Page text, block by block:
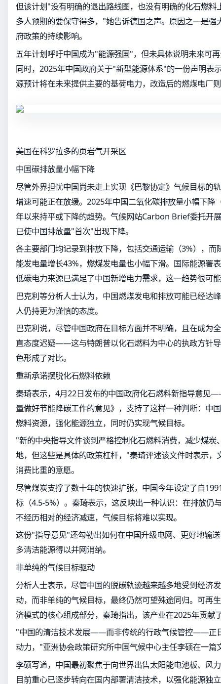
但该计划"没有明确的退出路线图，也没有明确的化石燃
多人预期的要保守得多，"她告诉德国之声。原因之一是强
府政策的持续影响。
五年计划呼吁中国成为"能源强国"，但未具体说明未来可
同时，2025年中国政府关于"新型能源体系"的一份声明表
源预计将在未来提供主要的基荷电力，改造后的燃煤电厂
美国在科罗拉多的页岩气开采区
中国碳排放量小幅下降
尽管外界担忧中国尚未走上实现《巴黎协定》气候目标的
增速可能正在放缓。2025年中国二氧化碳排放量小幅下降
年以来持平或下降的趋势。气候网站Carbon Brief委托开
已使中国排放量"首次"出现下降。
各主要部门均记录到排放下降，包括交通运输（3%），而
能发电量增长43%，燃煤发电量也小幅下滑。国际能源署
低碳电力来源已满足了中国新增电力需求，这一趋势很可
巴克利等分析人士认为，中国燃煤发电和排放可能已经达
人仍持更为谨慎的态度。
巴克利说，尽管中国政府在目标方面并不明确，且在成为
直态度迟疑——这与特朗普以化石燃料为中心的执政方针
色形成了对比。
重新承诺摆脱化石燃料依赖
秦琦表示，4月22日发布的中国政府化石燃料新指导意见
量做好节能降碳工作的意见》，支持了这样一种判断：中
燃料资源，强化能源独立，同时仍实现气候目标。
"新的中央指导文件谈到严格控制化石燃料消费，减少煤炭
地，但这些是具体的政策杠杆，"秦琦评述该文件时表示，
消费比重的意愿。
尽管煤炭支撑了数十年的快速扩张，中国今年设定了自
标（4.5-5%）。秦琦表示，这反映出一种认识：在排放仍
不经历相对的经济减速，气候目标将难以实现。
这份"指导意见"还勾勒出如何在中国升级电网、更好地输
多清洁能源得以并网消纳。
非单纯的气候目标驱动
分析人士表示，尽管中国的脱碳轨迹越来越多地受到经济
动，而非单纯的气候目标，最终仍然可望殊途同归。可再
济模式的核心组成部分，秦琦指出，该产业在2025年贡献
"中国的清洁技术发展——而非传统的行政气候管控——正
动力，"亚洲协会政策研究所中国气候中心主任李硕在一篇
李硕写道，中国最初聚焦于向世界出售太阳能电池板、风
目前重心已逐步转向在国内部署清洁技术，以强化能源独